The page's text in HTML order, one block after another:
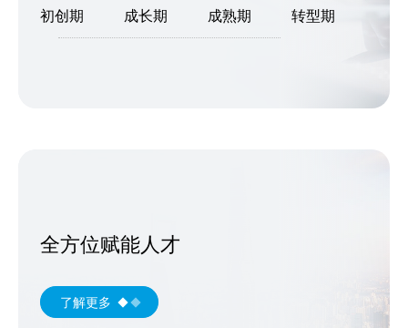
初创期 成长期 成熟期 转型期
全方位赋能人才
了解更多